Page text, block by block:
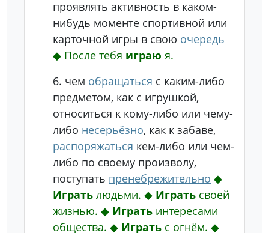
проявлять активность в каком-
нибудь моменте спортивной или
карточной игры в свою очередь
◆ После тебя играю я.
6. чем обращаться с каким-либо
предметом, как с игрушкой,
относиться к кому-либо или чему-
либо несерьёзно, как к забаве,
распоряжаться кем-либо или чем-
либо по своему произволу,
поступать пренебрежительно ◆
Играть людьми. ◆ Играть своей
жизнью. ◆ Играть интересами
общества. ◆ Играть с огнём. ◆